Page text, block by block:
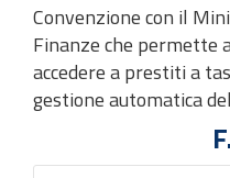
Convenzione con il
Finanze che permette
accedere a prestiti a
gestione automatica